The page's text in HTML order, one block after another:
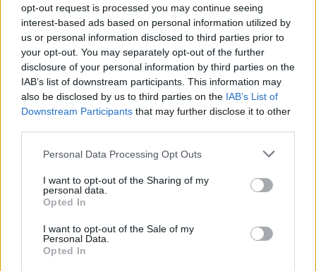
opt-out request is processed you may continue seeing
interest-based ads based on personal information utilized by
us or personal information disclosed to third parties prior to
your opt-out. You may separately opt-out of the further
disclosure of your personal information by third parties on the
IAB’s list of downstream participants. This information may
also be disclosed by us to third parties on the IAB’s List of
Downstream Participants that may further disclose it to other
Personal Data Processing Opt Outs
I want to opt-out of the Sharing of my
personal data.
Opted In
I want to opt-out of the Sale of my
Personal Data.
Opted In